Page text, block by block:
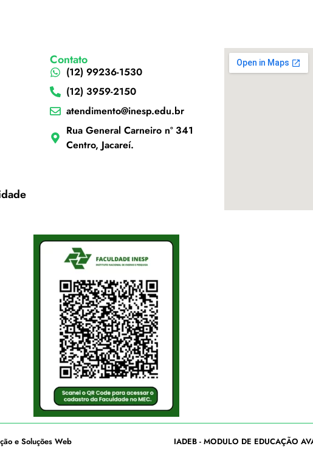
Contato
(12) 99236-1530
(12) 3959-2150
atendimento@inesp.edu.br
Rua General Carneiro nº 341
Centro, Jacareí.
e Soluções Web IADEB - MODULO DE EDUCAÇÃO